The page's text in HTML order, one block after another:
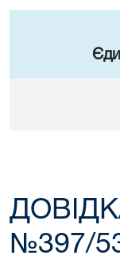
№397/